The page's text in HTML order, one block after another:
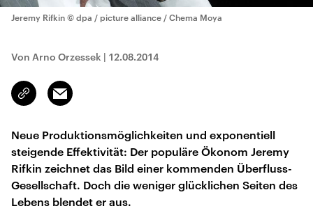
Jeremy Rifkin © dpa / picture alliance / Chema Moya
Von Arno Orzessek | 12.08.2014
Link
kopieren/teilen
Email
Neue Produktionsmöglichkeiten und exponentiell
steigende Effektivität: Der populäre Ökonom Jeremy
Rifkin zeichnet das Bild einer kommenden Überfluss-
Gesellschaft. Doch die weniger glücklichen Seiten des
Lebens blendet er aus.